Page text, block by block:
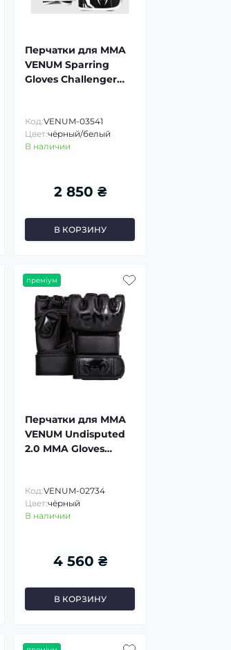
Перчатки для MMA
VENUM Sparring
Gloves Challenger
Код:VENUM-03541
Цвет:чёрный/белый
В наличии
2 850 ₴
В КОРЗИНУ
преміум
Перчатки для ММА
VENUM Undisputed
2.0 MMA Gloves
Код:VENUM-02734
Цвет:чёрный
В наличии
4 560 ₴
В КОРЗИНУ